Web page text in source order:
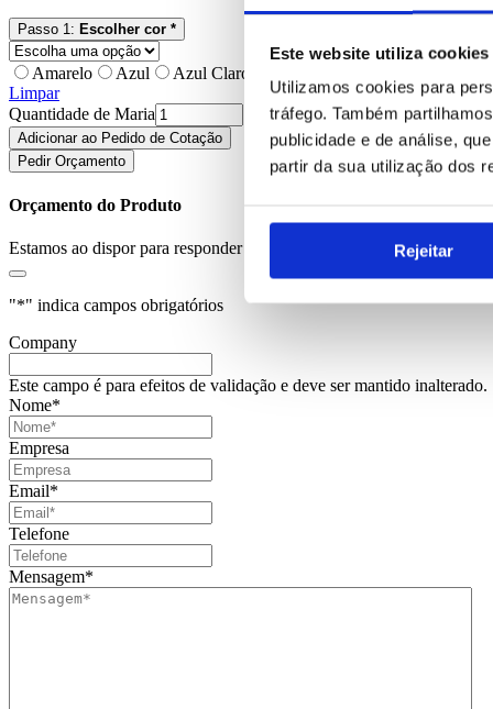
Este website utiliza cookies
Utilizamos cookies para
tráfego. Também
publicidade e de análise,
partir da sua utilização dos
Rejeitar
Passo 1: Escolher cor *
Amarelo Azul Azul Claro
Limpar
Quantidade de Maria
Adicionar ao Pedido de Cotação
Pedir Orçamento
Orçamento do Produto
Estamos ao dispor para responder aos seus pedidos.
"*" indica campos obrigatórios
Company
Este campo é para efeitos de validação e deve ser mantido inalterado.
Nome*
Empresa
Email*
Telefone
Mensagem*